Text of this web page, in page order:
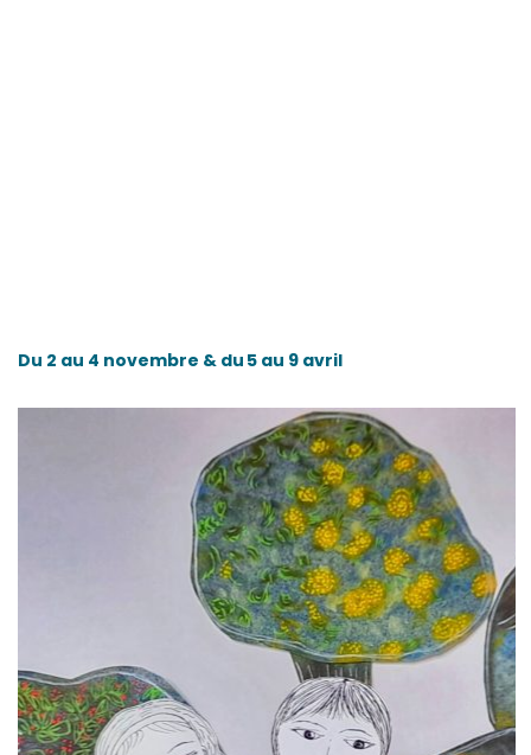
Du 2 au 4 novembre & du 5 au 9 avril